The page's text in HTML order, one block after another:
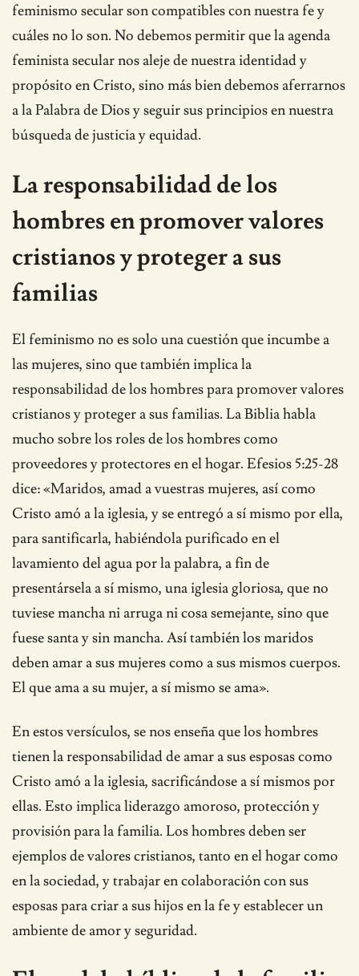
feminismo secular son compatibles con nuestra fe y
cuáles no lo son. No debemos permitir que la agenda
feminista secular nos aleje de nuestra identidad y
propósito en Cristo, sino más bien debemos aferrarnos
a la Palabra de Dios y seguir sus principios en nuestra
búsqueda de justicia y equidad.
La responsabilidad de los
hombres en promover valores
cristianos y proteger a sus
familias
El feminismo no es solo una cuestión que incumbe a
las mujeres, sino que también implica la
responsabilidad de los hombres para promover valores
cristianos y proteger a sus familias. La Biblia habla
mucho sobre los roles de los hombres como
proveedores y protectores en el hogar. Efesios 5:25-28
dice: «Maridos, amad a vuestras mujeres, así como
Cristo amó a la iglesia, y se entregó a sí mismo por ella,
para santificarla, habiéndola purificado en el
lavamiento del agua por la palabra, a fin de
presentársela a sí mismo, una iglesia gloriosa, que no
tuviese mancha ni arruga ni cosa semejante, sino que
fuese santa y sin mancha. Así también los maridos
deben amar a sus mujeres como a sus mismos cuerpos.
El que ama a su mujer, a sí mismo se ama».
En estos versículos, se nos enseña que los hombres
tienen la responsabilidad de amar a sus esposas como
Cristo amó a la iglesia, sacrificándose a sí mismos por
ellas. Esto implica liderazgo amoroso, protección y
provisión para la familia. Los hombres deben ser
ejemplos de valores cristianos, tanto en el hogar como
en la sociedad, y trabajar en colaboración con sus
esposas para criar a sus hijos en la fe y establecer un
ambiente de amor y seguridad.